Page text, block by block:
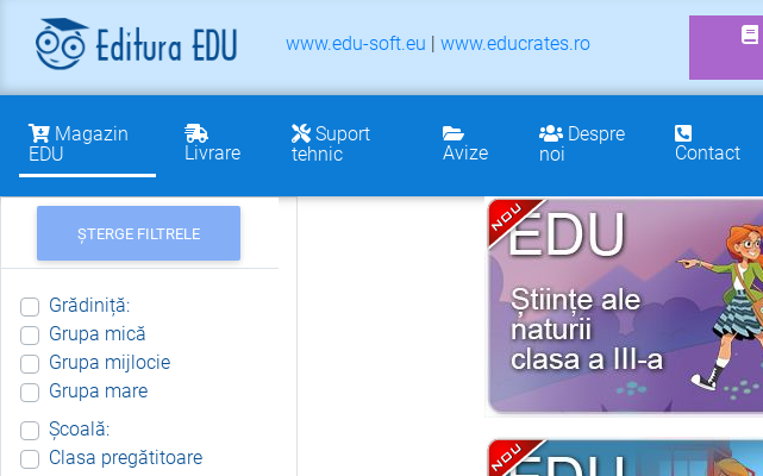
www.edu-soft.eu | www.educrates.ro
Magazin
EDU
Livrare
Suport
tehnic
Avize
Despre
noi
Contact
ȘTERGE FILTRELE
Grădiniță:
Grupa mică
Grupa mijlocie
Grupa mare
Școală:
Clasa pregătitoare